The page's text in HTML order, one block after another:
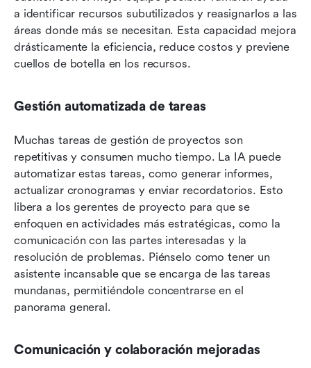
a identificar recursos subutilizados y reasignarlos a las
áreas donde más se necesitan. Esta capacidad mejora
drásticamente la eficiencia, reduce costos y previene
cuellos de botella en los recursos.
Gestión automatizada de tareas
Muchas tareas de gestión de proyectos son
repetitivas y consumen mucho tiempo. La IA puede
automatizar estas tareas, como generar informes,
actualizar cronogramas y enviar recordatorios. Esto
libera a los gerentes de proyecto para que se
enfoquen en actividades más estratégicas, como la
comunicación con las partes interesadas y la
resolución de problemas. Piénselo como tener un
asistente incansable que se encarga de las tareas
mundanas, permitiéndole concentrarse en el
panorama general.
Comunicación y colaboración mejoradas